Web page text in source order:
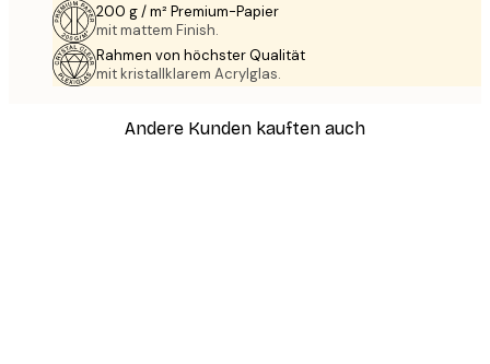
200 g / m² Premium-Papier
mit mattem Finish.
Rahmen von höchster Qualität
mit kristallklarem Acrylglas.
Andere Kunden kauften auch